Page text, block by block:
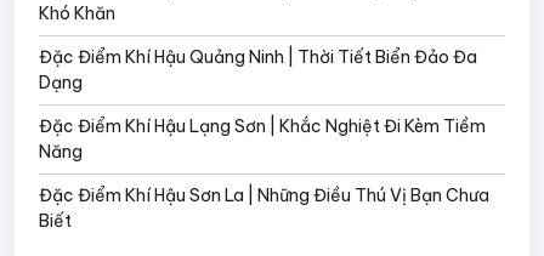
Khó Khăn
Đặc Điểm Khí Hậu Quảng Ninh | Thời Tiết Biển Đảo Đa
Dạng
Đặc Điểm Khí Hậu Lạng Sơn | Khắc Nghiệt Đi Kèm Tiềm
Năng
Đặc Điểm Khí Hậu Sơn La | Những Điều Thú Vị Bạn Chưa
Biết